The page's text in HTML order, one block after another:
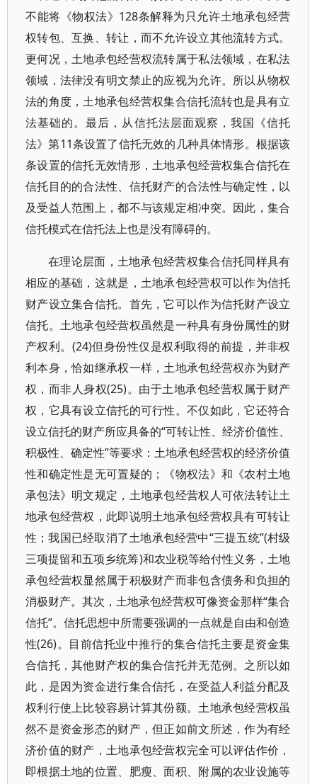
不能将《物权法》128条解释为只允许土地承包经营
权转包、互换、转让，而不允许设立其他流转方式。
更何况，土地承包经营权流转属于私法领域，在私法
领域，法律没有明文禁止的应视为允许。所以从物权
法的角度，土地承包经营权集合信托流转也是具有立
法基础的。最后，从信托法层面观察，我国《信托
法》第11条设置了信托无效的几种具体情形。根据该
条设置的信托无效情形，土地承包经营权集合信托在
信托目的的合法性、信托财产的合法性与确定性，以
及受益人范围上，都不与该规定相冲突。因此，集合
信托模式在信托法上也是没有障碍的。
在理论层面，土地承包经营权集合信托同样具有
相应的基础，这就是，土地承包经营权可以作为信托
财产设立集合信托。首先，它可以作为信托财产设立
信托。土地承包经营权虽然是一种具有身份属性的财
产权利。(24)但身份性仅是权利取得的前提，并非权
利本身，恰如继承权一样，土地承包经营权亦为财产
权，而非人身权(25)。由于土地承包经营权属于财产
权，它具有设立信托的可行性。不仅如此，它还符合
设立信托的财产所应具备的“可转让性、经济价值性、
积极性、确定性”等要求：土地承包经营权的经济价值
性和确定性是无可置疑的；《物权法》和《农村土地
承包法》明文规定，土地承包经营权人可依法转让土
地承包经营权，此即说明土地承包经营权具有可转让
性；我国已经取消了土地承包经营中“三提五统”(村级
三项提留和五项乡统筹)和农业税等给付性义务，土地
承包经营权显然属于积极财产而非包含债务和负担的
消极财产。其次，土地承包经营权可像资金那样“集合
信托”。信托思想中所需要强调的一点就是自由和创造
性(26)。目前信托业中推行的集合信托主要是资金集
合信托，其他财产权的集合信托并无范例。之所以如
此，是因为资金进行集合信托，在受益人利益分配及
权利行使上比较容易计算其份额。土地承包经营权虽
然不是资金形态的财产，但正如前文所述，作为有经
济价值的财产，土地承包经营权完全可以评估作价，
即根据土地的位置、肥瘦、面积、附属的农业设施等